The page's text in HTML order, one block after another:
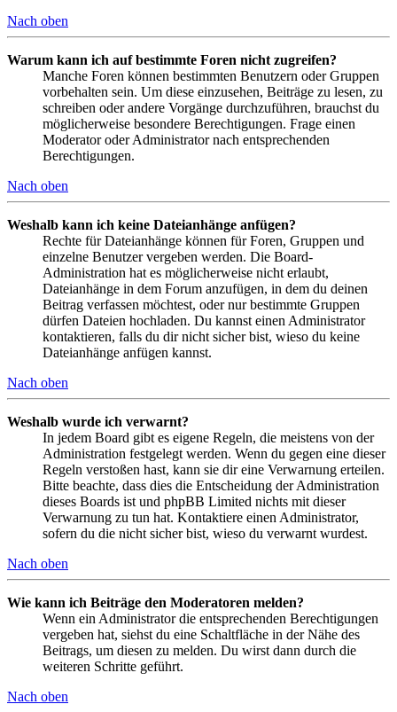
Nach oben
Warum kann ich auf bestimmte Foren nicht zugreifen?
Manche Foren können bestimmten Benutzern oder Gruppen
vorbehalten sein. Um diese einzusehen, Beiträge zu lesen, zu
schreiben oder andere Vorgänge durchzuführen, brauchst du
möglicherweise besondere Berechtigungen. Frage einen
Moderator oder Administrator nach entsprechenden
Berechtigungen.
Nach oben
Weshalb kann ich keine Dateianhänge anfügen?
Rechte für Dateianhänge können für Foren, Gruppen und
einzelne Benutzer vergeben werden. Die Board-
Administration hat es möglicherweise nicht erlaubt,
Dateianhänge in dem Forum anzufügen, in dem du deinen
Beitrag verfassen möchtest, oder nur bestimmte Gruppen
dürfen Dateien hochladen. Du kannst einen Administrator
kontaktieren, falls du dir nicht sicher bist, wieso du keine
Dateianhänge anfügen kannst.
Nach oben
Weshalb wurde ich verwarnt?
In jedem Board gibt es eigene Regeln, die meistens von der
Administration festgelegt werden. Wenn du gegen eine dieser
Regeln verstoßen hast, kann sie dir eine Verwarnung erteilen.
Bitte beachte, dass dies die Entscheidung der Administration
dieses Boards ist und phpBB Limited nichts mit dieser
Verwarnung zu tun hat. Kontaktiere einen Administrator,
sofern du die nicht sicher bist, wieso du verwarnt wurdest.
Nach oben
Wie kann ich Beiträge den Moderatoren melden?
Wenn ein Administrator die entsprechenden Berechtigungen
vergeben hat, siehst du eine Schaltfläche in der Nähe des
Beitrags, um diesen zu melden. Du wirst dann durch die
weiteren Schritte geführt.
Nach oben